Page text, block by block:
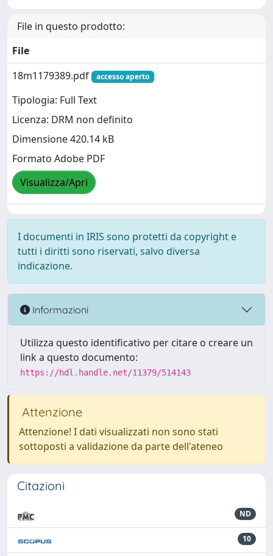
File in questo prodotto:
File
18m1179389.pdf
accesso aperto
Tipologia: Full Text
Licenza: DRM non definito
Dimensione 420.14 kB
Formato Adobe PDF
Visualizza/Apri
I documenti in IRIS sono protetti da copyright e
tutti i diritti sono riservati, salvo diversa
indicazione.
Informazioni
Utilizza questo identificativo per citare o creare un
link a questo documento:
https://hdl.handle.net/11379/514143
Attenzione
Attenzione! I dati visualizzati non sono stati
sottoposti a validazione da parte dell'ateneo
Citazioni
ND
10